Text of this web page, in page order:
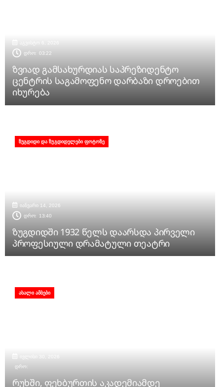
დრო: 03:22
ზვიად გამსახურდიას საპრეზიდენტო
ცენტრის საგამოფენო დარბაზი დროებით
იხურება
ᲖᲣᲒᲓᲘᲓᲘ ᲓᲐ ᲖᲣᲒᲓᲘᲓᲔᲚᲔᲑᲘ ᲤᲝᲢᲝᲖᲔ
იანვარი 14, 2026
დრო:
13:40
ზუგდიდში 1932 წელს დაარსდა პირველი
პროფესიული დრამატული თეატრი
ᲐᲮᲐᲚᲘ ᲐᲛᲑᲔᲑᲘ
დრო:
რუხში, ფეხბურთის აკადემიამდე